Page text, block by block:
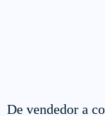
De vendedor a